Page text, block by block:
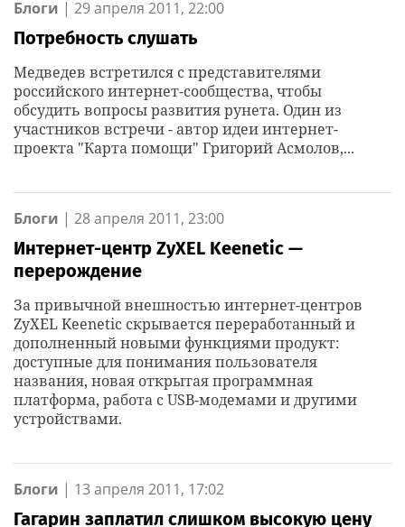
Блоги | 29 апреля 2011, 22:00
Потребность слушать
Медведев встретился с представителями
российского интернет-сообщества, чтобы
обсудить вопросы развития рунета. Один из
участников встречи - автор идеи интернет-
проекта "Карта помощи" Григорий Асмолов,...
Блоги | 28 апреля 2011, 23:00
Интернет-центр ZyXEL Keenetic —
перерождение
За привычной внешностью интернет-центров
ZyXEL Keenetic скрывается переработанный и
дополненный новыми функциями продукт:
доступные для понимания пользователя
названия, новая открытая программная
платформа, работа с USB-модемами и другими
устройствами.
Блоги | 13 апреля 2011, 17:02
Гагарин заплатил слишком высокую цену